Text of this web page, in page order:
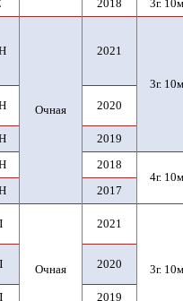
2018 3г.
Очная
2021
3г.
2020
2019
2018
4г.
2017
Очная
2021
3г.
2020
2019